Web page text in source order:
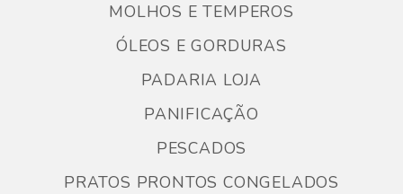
MOLHOS E TEMPEROS
ÓLEOS E GORDURAS
PADARIA LOJA
PANIFICAÇÃO
PESCADOS
PRATOS PRONTOS CONGELADOS